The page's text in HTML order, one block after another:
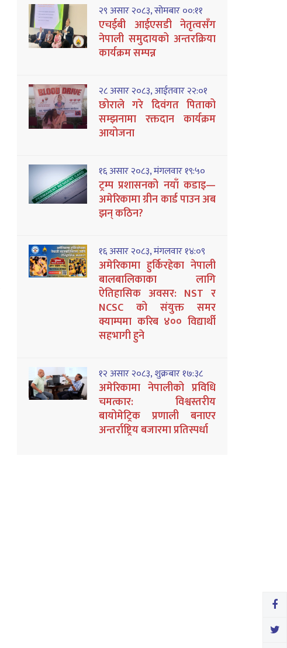
२९ असार २०८३, सोमबार ००:११
एचईबी आईएसडी नेतृत्वसँग
नेपाली समुदायको अन्तरक्रिया
कार्यक्रम सम्पन्न
२८ असार २०८३, आईतवार २२:०१
छोराले गरे दिवंगत पिताको
सम्झनामा रक्तदान कार्यक्रम
आयोजना
१६ असार २०८३, मंगलवार १९:५०
ट्रम्प प्रशासनको नयाँ कडाइ—
अमेरिकामा ग्रीन कार्ड पाउन अब
झन् कठिन?
१६ असार २०८३, मंगलवार १४:०९
अमेरिकामा हुर्किरहेका नेपाली
बालबालिकाका लागि
ऐतिहासिक अवसर: NST र
NCSC को संयुक्त समर
क्याम्पमा करिब ४०० विद्यार्थी
सहभागी हुने
१२ असार २०८३, शुक्रबार १७:३८
अमेरिकामा नेपालीको प्रविधि
चमत्कार: विश्वस्तरीय
बायोमेट्रिक प्रणाली बनाएर
अन्तर्राष्ट्रिय बजारमा प्रतिस्पर्धा